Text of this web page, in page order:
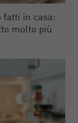
fatti in casa:
molto più